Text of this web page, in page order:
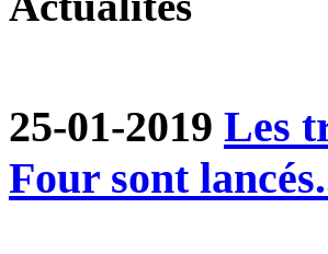
25-01-2019 Les
Four sont